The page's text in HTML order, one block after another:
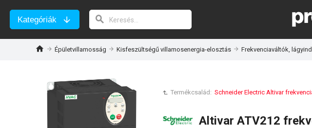
Kategóriák
Épületvillamosság Kisfeszültségű villamosenergia-elosztás Frekvenciaváltók,
Termékcsalád: Schneider Electric Altivar
Altivar ATV212